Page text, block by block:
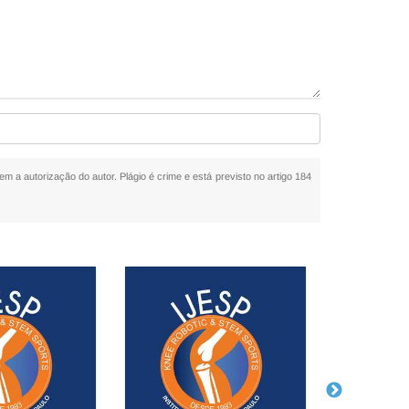
a autorização do autor. Plágio é crime e está previsto no artigo 184